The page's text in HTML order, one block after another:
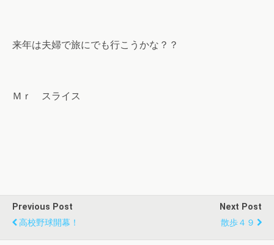
来年は夫婦で旅にでも行こうかな？？
Ｍｒ スライス
Previous Post
高校野球開幕！
Next Post
散歩４９